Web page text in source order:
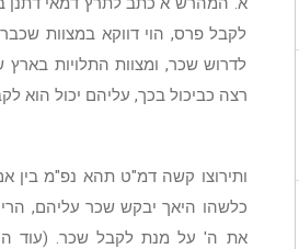
לקבל פרס, הוי דווקא במצוות
לדרוש שכר, ומצוות התלויות
רצה כביכול בכך, עליהם יכול הוא
ותירוצו קשה דמ"ט תהא נפ"מ בין
כלשהו היאך יבקש שכר עליהם,
את ה' על מנת לקבל שכר. (עוד